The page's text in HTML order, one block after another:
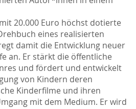
20.000 Euro höchst dotierte
eines realisierten
damit die Entwicklung neuer
an. Er stärkt die öffentliche
und fördert und entwickelt
von Kindern deren
Kinderfilme und ihren
mit dem Medium. Er wird